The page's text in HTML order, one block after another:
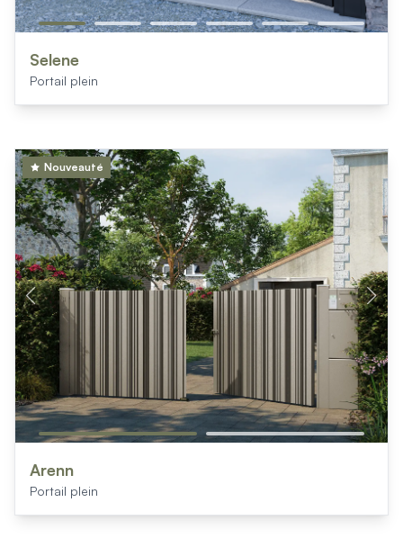
Selene
Portail plein
Nouveauté
Arenn
Portail plein